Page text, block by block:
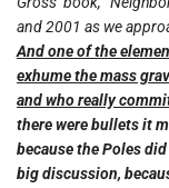
and 2001 as we
And one of the
exhume the mass
and who really
there were bullets it
because the Poles
big discussion,